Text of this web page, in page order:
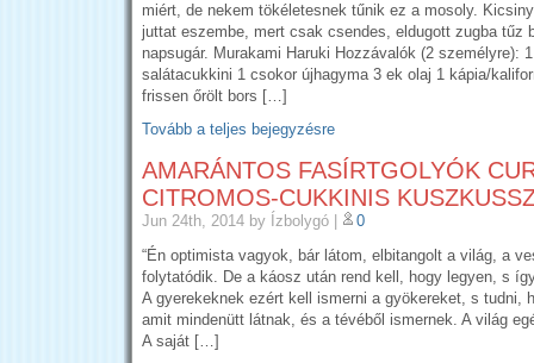
miért, de nekem tökéletesnek tűnik ez a mosoly.
juttat eszembe, mert csak csendes, eldugott zugba tűz
napsugár. Murakami Haruki Hozzávalók (2 személyre):
salátacukkini 1 csokor újhagyma 3 ek olaj 1 kápia/
frissen őrölt bors […]
Tovább a teljes bejegyzésre
AMARÁNTOS FASÍRTGOLYÓK
CITROMOS-CUKKINIS
Jun 24th, 2014 by Ízbolygó |
0
“Én optimista vagyok, bár látom, elbitangolt a világ, a
folytatódik. De a káosz után rend kell, hogy legyen, s
A gyerekeknek ezért kell ismerni a gyökereket, s tudni,
amit mindenütt látnak, és a tévéből ismernek. A világ
A saját […]